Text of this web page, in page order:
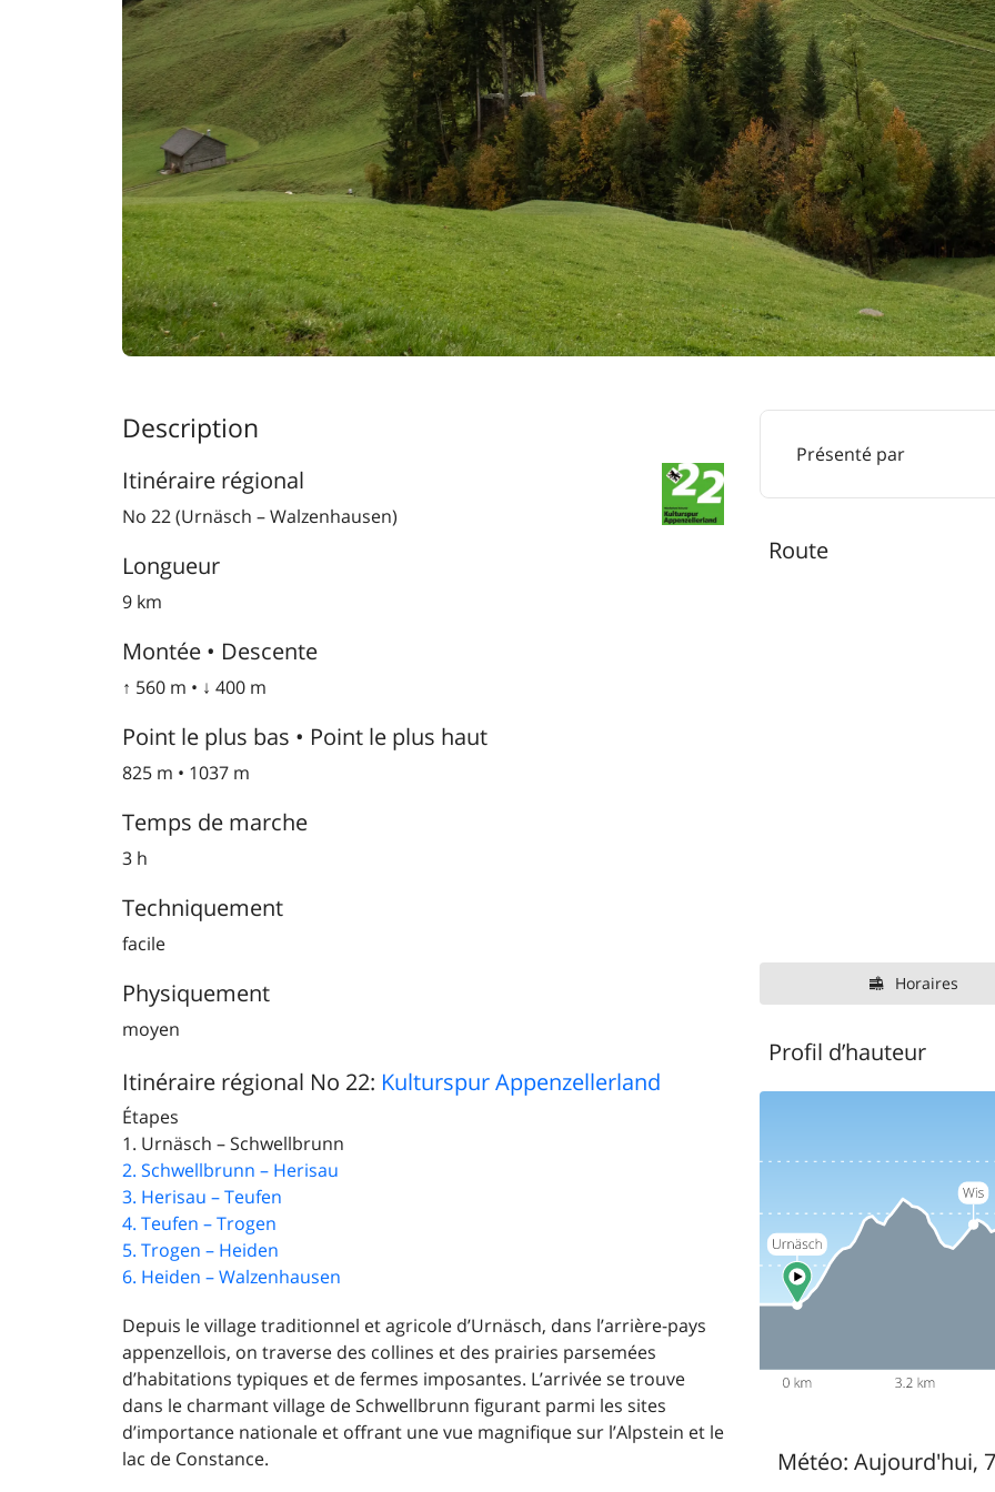
Description
Itinéraire régional
No 22 (Urnäsch – Walzenhausen)
Longueur
9 km
Montée • Descente
↑ 560 m • ↓ 400 m
Point le plus bas • Point le plus haut
825 m • 1037 m
Temps de marche
3 h
Techniquement
facile
Physiquement
moyen
Itinéraire régional No 22: Kulturspur Appenzellerland
Étapes
1. Urnäsch – Schwellbrunn
2. Schwellbrunn – Herisau
3. Herisau – Teufen
4. Teufen – Trogen
5. Trogen – Heiden
6. Heiden – Walzenhausen
Depuis le village traditionnel et agricole d’Urnäsch, dans l’arrière-pays
appenzellois, on traverse des collines et des prairies parsemées
d’habitations typiques et de fermes imposantes. L’arrivée se trouve
dans le charmant village de Schwellbrunn figurant parmi les sites
d’importance nationale et offrant une vue magnifique sur l’Alpstein et le
lac de Constance.
Présenté par
Route
Horaires
Profil d’hauteur
Météo: Aujourd'hui,